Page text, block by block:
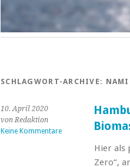
SCHLAGWORT-ARCHIVE:
10. April 2020
von Redaktion
Keine Kommentare
Hier als
Zero“,